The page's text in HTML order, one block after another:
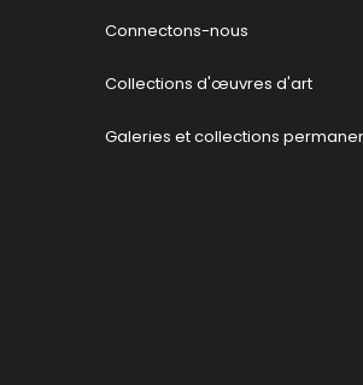
Connectons-nous
Collections d'œuvres d'art
Galeries et collections